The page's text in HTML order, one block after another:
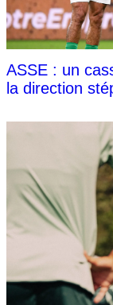
ASSE : un
la direction